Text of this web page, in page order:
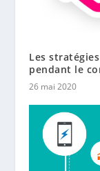
Les
pendant le
26 mai 2020